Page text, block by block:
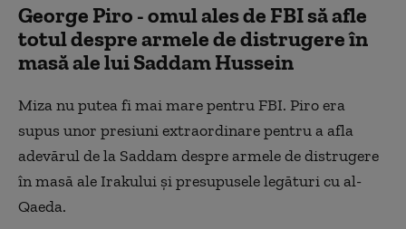
George Piro - omul ales de FBI să afle
totul despre armele de distrugere în
masă ale lui Saddam Hussein
Miza nu putea fi mai mare pentru FBI. Piro era
supus unor presiuni extraordinare pentru a afla
adevărul de la Saddam despre armele de distrugere
în masă ale Irakului și presupusele legături cu al-
Qaeda.